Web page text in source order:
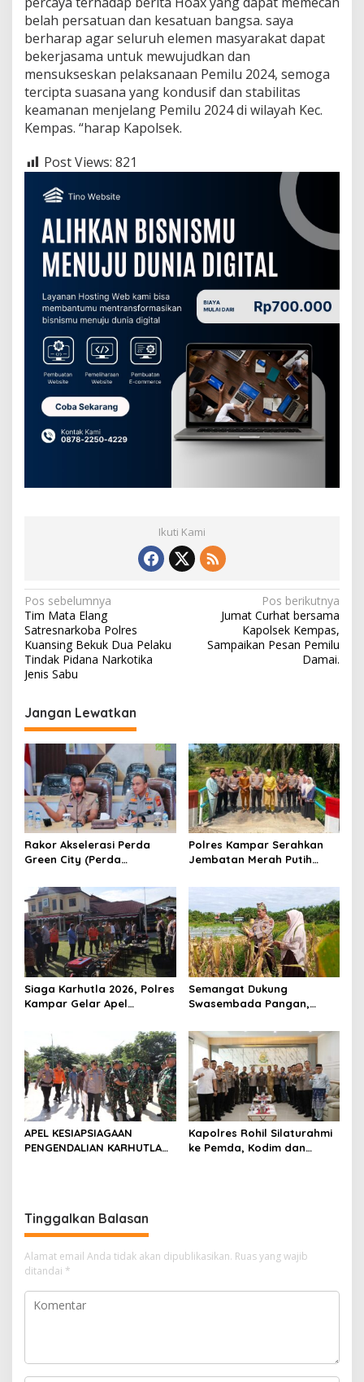
belah persatuan dan kesatuan bangsa. saya
berharap agar seluruh elemen masyarakat dapat
bekerjasama untuk mewujudkan dan
mensukseskan pelaksanaan Pemilu 2024, semoga
tercipta suasana yang kondusif dan stabilitas
keamanan menjelang Pemilu 2024 di wilayah Kec.
Kempas. “harap Kapolsek.
Post Views: 821
Ikuti Kami
N
a
v
i
a
s
i
p
o
s
Pos sebelumnya
Tim Mata Elang
Satresnarkoba Polres
Kuansing Bekuk Dua Pelaku
Tindak Pidana Narkotika
Jenis Sabu
Pos berikutnya
Jumat Curhat bersama
Kapolsek Kempas,
Sampaikan Pesan Pemilu
Damai.
Jangan Lewatkan
Rakor Akselerasi Perda
Green City (Perda
Pekanbaru Bersama Dinas
Lingkungan Hidup Kota
Pekanbaru dan Tim Pakar
Polres Kampar Serahkan
Jembatan Merah Putih
Warga Pulau Jambu Kuok
Siaga Karhutla 2026, Polres
Kampar Gelar Apel
Terkait
Semangat Dukung
Swasembada Pangan,
Langsung Panen Jagung di
Sendayan
APEL KESIAPSIAGAAN
PENGENDALIAN KARHUTLA
NINO
Kapolres Rohil Silaturahmi
ke Pemda, Kodim dan
Tinggalkan Balasan
Alamat email Anda tidak akan dipublikasikan. Ruas yang wajib
ditandai *